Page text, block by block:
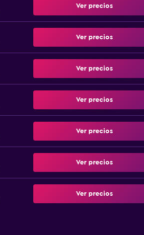
Ver precios
Ver precios
Ver precios
Ver precios
Ver precios
Ver precios
Ver precios